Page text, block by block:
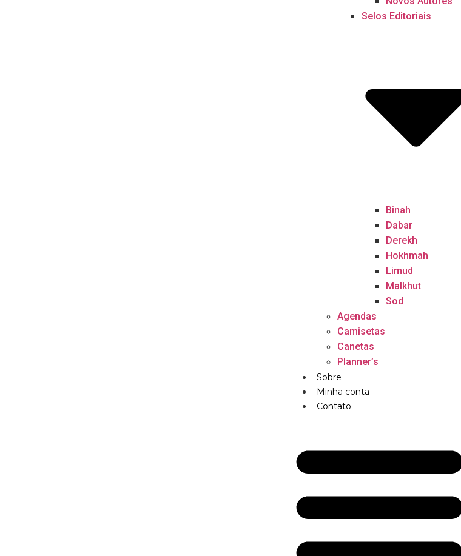
Selos Editoriais
Binah
Dabar
Derekh
Hokhmah
Limud
Malkhut
Sod
Agendas
Camisetas
Canetas
Planner’s
Sobre
Minha conta
Contato